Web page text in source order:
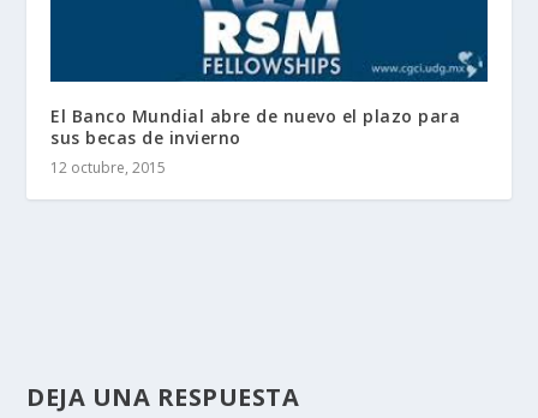
El Banco Mundial abre de nuevo el plazo para
sus becas de invierno
12 octubre, 2015
DEJA UNA RESPUESTA